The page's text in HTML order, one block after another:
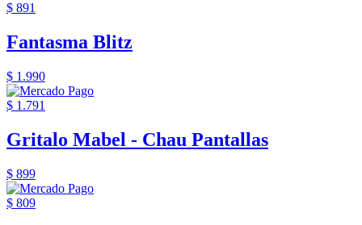
$ 891
Fantasma Blitz
$ 1.990
$ 1.791
Gritalo Mabel - Chau Pantallas
$ 899
$ 809